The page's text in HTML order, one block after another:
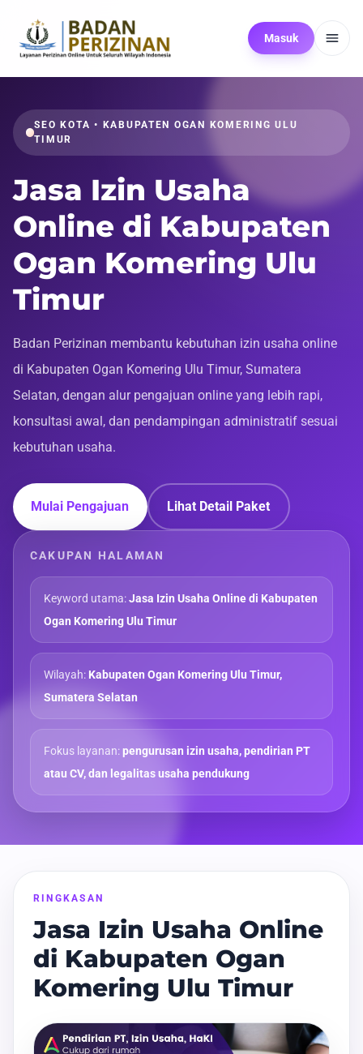
Masuk
SEO KOTA • KABUPATEN OGAN KOMERING ULU
TIMUR
Jasa Izin Usaha
Online di Kabupaten
Ogan Komering Ulu
Timur
Badan Perizinan membantu kebutuhan izin usaha online
di Kabupaten Ogan Komering Ulu Timur, Sumatera
Selatan, dengan alur pengajuan online yang lebih rapi,
konsultasi awal, dan pendampingan administratif sesuai
kebutuhan usaha.
Mulai Pengajuan Lihat Detail Paket
CAKUPAN HALAMAN
Keyword utama:Jasa Izin Usaha Online di Kabupaten
Ogan Komering Ulu Timur
Wilayah: Kabupaten Ogan Komering Ulu Timur,
Sumatera Selatan
Fokus layanan:pengurusan izin usaha, pendirian PT
atau CV, dan legalitas usaha pendukung
RINGKASAN
Jasa Izin Usaha Online
di Kabupaten Ogan
Komering Ulu Timur